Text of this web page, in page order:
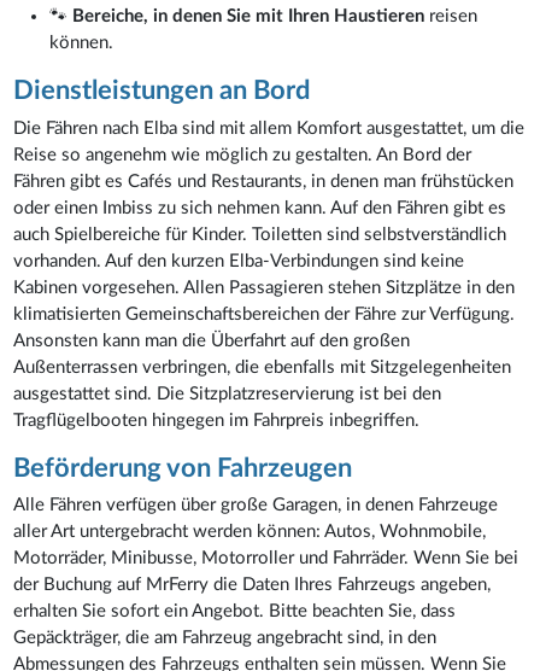
🐾 Bereiche, in denen Sie mit Ihren Haustieren reisen
können.
Dienstleistungen an Bord
Die Fähren nach Elba sind mit allem Komfort ausgestattet, um die
Reise so angenehm wie möglich zu gestalten. An Bord der
Fähren gibt es Cafés und Restaurants, in denen man frühstücken
oder einen Imbiss zu sich nehmen kann. Auf den Fähren gibt es
auch Spielbereiche für Kinder. Toiletten sind selbstverständlich
vorhanden. Auf den kurzen Elba-Verbindungen sind keine
Kabinen vorgesehen. Allen Passagieren stehen Sitzplätze in den
klimatisierten Gemeinschaftsbereichen der Fähre zur Verfügung.
Ansonsten kann man die Überfahrt auf den großen
Außenterrassen verbringen, die ebenfalls mit Sitzgelegenheiten
ausgestattet sind. Die Sitzplatzreservierung ist bei den
Tragflügelbooten hingegen im Fahrpreis inbegriffen.
Beförderung von Fahrzeugen
Alle Fähren verfügen über große Garagen, in denen Fahrzeuge
aller Art untergebracht werden können: Autos, Wohnmobile,
Motorräder, Minibusse, Motorroller und Fahrräder. Wenn Sie bei
der Buchung auf MrFerry die Daten Ihres Fahrzeugs angeben,
erhalten Sie sofort ein Angebot. Bitte beachten Sie, dass
Gepäckträger, die am Fahrzeug angebracht sind, in den
Abmessungen des Fahrzeugs enthalten sein müssen. Wenn Sie